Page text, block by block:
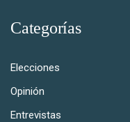
Categorías
Elecciones
Opinión
Entrevistas